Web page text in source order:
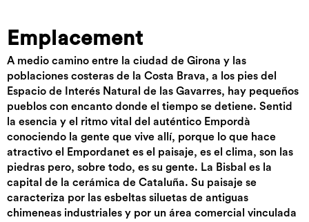
Emplacement
A medio camino entre la ciudad de Girona y las
poblaciones costeras de la Costa Brava, a los pies del
Espacio de Interés Natural de las Gavarres, hay pequeños
pueblos con encanto donde el tiempo se detiene. Sentid
la esencia y el ritmo vital del auténtico Empordà
conociendo la gente que vive allí, porque lo que hace
atractivo el Empordanet es el paisaje, es el clima, son las
piedras pero, sobre todo, es su gente. La Bisbal es la
capital de la cerámica de Cataluña. Su paisaje se
caracteriza por las esbeltas siluetas de antiguas
chimeneas industriales y por un área comercial vinculada